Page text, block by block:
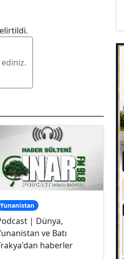
Yunanistan
| Dünya,
ve Batı
haberler